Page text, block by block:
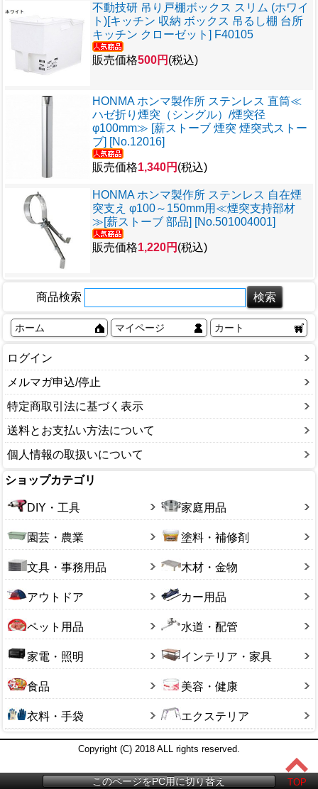
不動技研 吊り戸棚ボックス スリム (ホワイ
ト)[キッチン 収納 ボックス 吊るし棚 台所
キッチン クローゼット] F40105
販売価格500円 (税込)
HONMA ホンマ製作所 ステンレス 直筒≪
ハゼ折り煙突（シングル）/煙突径
φ100mm≫ [薪ストーブ 煙突 煙突式ストー
ブ] [No.12016]
販売価格1,340円 (税込)
HONMA ホンマ製作所 ステンレス 自在煙
突支え φ100～150mm用≪煙突支持部材
≫[薪ストーブ 部品] [No.501004001]
販売価格1,220円 (税込)
商品検索
ホーム マイページ カート
ログイン
メルマガ申込/停止
特定商取引法に基づく表示
送料とお支払い方法について
個人情報の取扱いについて
ショップカテゴリ
DIY・工具 家庭用品
園芸・農業 塗料・補修剤
文具・事務用品 木材・金物
アウトドア カー用品
ペット用品 水道・配管
家電・照明 インテリア・家具
食品 美容・健康
衣料・手袋 エクステリア
Copyright (C) 2018 ALL rights reserved.
このページをPC用に切り替え